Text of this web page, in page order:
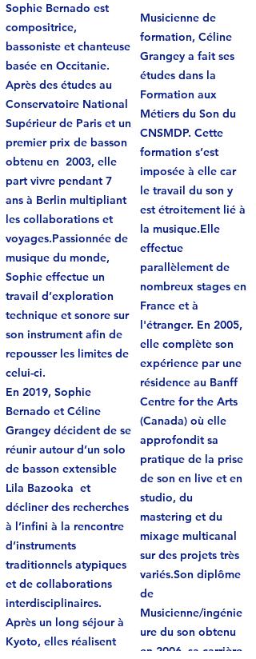
Sophie Bernado est
compositrice,
bassoniste et chanteuse
basée en Occitanie.
Après des études au
Conservatoire National
Supérieur de Paris et un
premier prix de basson
obtenu en 2003, elle
part vivre pendant 7
ans à Berlin multipliant
les collaborations et
voyages.Passionnée de
musique du monde,
Sophie effectue un
travail d’exploration
technique et sonore sur
son instrument afin de
repousser les limites de
celui-ci.
En 2019, Sophie
Bernado et Céline
Grangey décident de se
réunir autour d’un solo
de basson extensible
Lila Bazooka et
décliner des recherches
à l’infini à la rencontre
d’instruments
traditionnels atypiques
et de collaborations
interdisciplinaires.
Après un long séjour à
Kyoto, elles réalisent
Musicienne de
formation, Céline
Grangey a fait ses
études dans la
Formation aux
Métiers du Son du
CNSMDP. Cette
formation s’est
imposée à elle car
le travail du son y
est étroitement lié à
la musique.Elle
effectue
parallèlement de
nombreux stages en
France et à
l'étranger. En 2005,
elle complète son
expérience par une
résidence au Banff
Centre for the Arts
(Canada) où elle
approfondit sa
pratique de la prise
de son en live et en
studio, du
mastering et du
mixage multicanal
sur des projets très
variés.Son diplôme
de
Musicienne/ingénie
ure du son obtenu
en 2006, sa carrière